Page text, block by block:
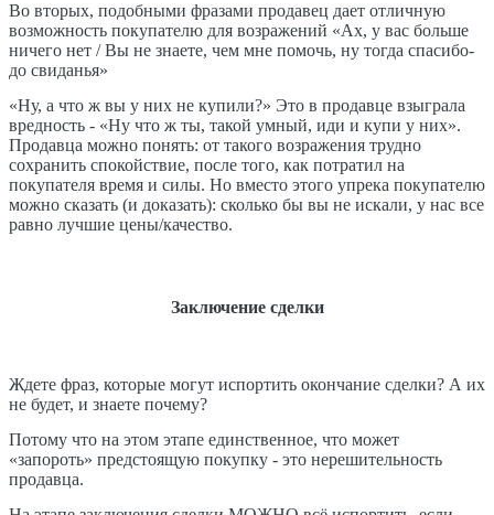
Во вторых, подобными фразами продавец дает отличную
возможность покупателю для возражений «Ах, у вас больше
ничего нет / Вы не знаете, чем мне помочь, ну тогда спасибо-
до свиданья»
«Ну, а что ж вы у них не купили?» Это в продавце взыграла
вредность - «Ну что ж ты, такой умный, иди и купи у них».
Продавца можно понять: от такого возражения трудно
сохранить спокойствие, после того, как потратил на
покупателя время и силы. Но вместо этого упрека покупателю
можно сказать (и доказать): сколько бы вы не искали, у нас все
равно лучшие цены/качество.
Заключение сделки
Ждете фраз, которые могут испортить окончание сделки? А их
не будет, и знаете почему?
Потому что на этом этапе единственное, что может
«запороть» предстоящую покупку - это нерешительность
продавца.